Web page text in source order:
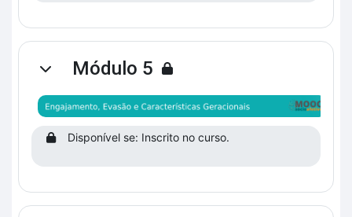
ContrairMódulo 5
Disponível se: Inscrito no curso.